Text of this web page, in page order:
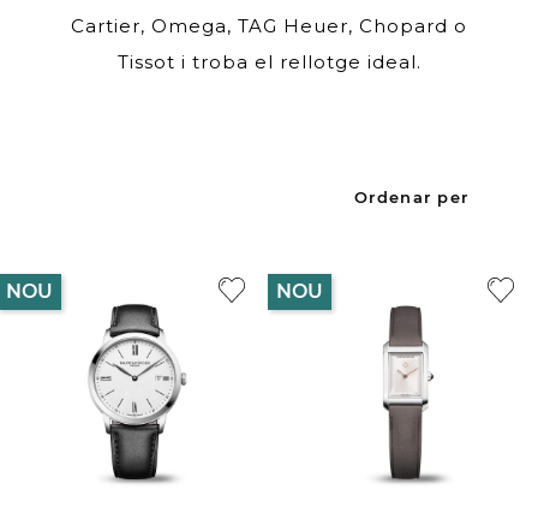
Cartier, Omega, TAG Heuer, Chopard o
Tissot i troba el rellotge ideal.
Ordenar per
NOU NOU